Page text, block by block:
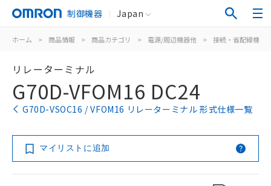
制御機器 Japan
ホーム > 商品情報 > 商品カテゴリ > 電源/周辺機器他 > 接続・省配線機器
リレーターミナル
G70D-VFOM16 DC24
G70D-VSOC16 / VFOM16 リレーターミナル 形式仕様一覧
マイリストに追加